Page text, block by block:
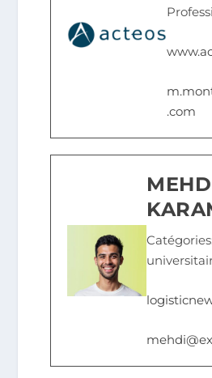
.com